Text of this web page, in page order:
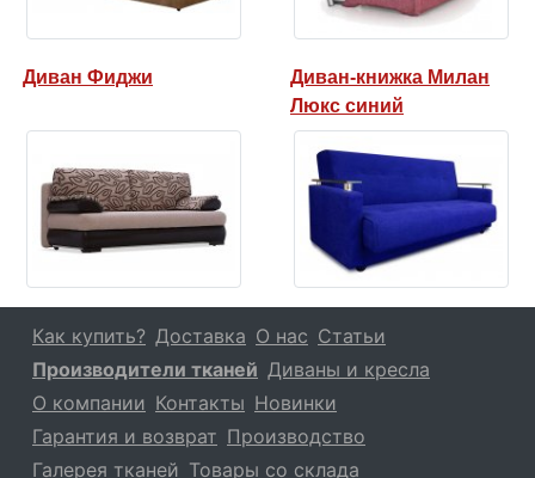
Диван Фиджи
Диван-книжка Милан
Люкс синий
Как купить? Доставка О нас Статьи
Производители тканей Диваны и кресла
О компании Контакты Новинки
Гарантия и возврат Производство
Галерея тканей Товары со склада